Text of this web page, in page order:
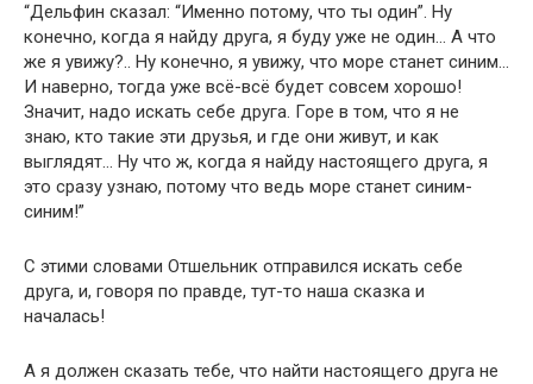
“Дельфин сказал: “Именно потому, что ты один”. Ну
конечно, когда я найду друга, я буду уже не один… А что
же я увижу?.. Ну конечно, я увижу, что море станет синим…
И наверно, тогда уже всё-всё будет совсем хорошо!
Значит, надо искать себе друга. Горе в том, что я не
знаю, кто такие эти друзья, и где они живут, и как
выглядят… Ну что ж, когда я найду настоящего друга, я
это сразу узнаю, потому что ведь море станет синим-
синим!”
С этими словами Отшельник отправился искать себе
друга, и, говоря по правде, тут-то наша сказка и
началась!
А я должен сказать тебе, что найти настоящего друга не